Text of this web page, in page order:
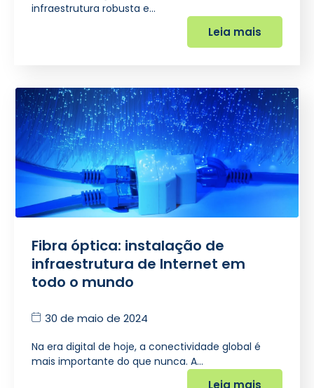
infraestrutura robusta e…
Leia mais
Fibra óptica: instalação de
infraestrutura de Internet em
todo o mundo
30 de maio de 2024
Na era digital de hoje, a conectividade global é
mais importante do que nunca. A…
Leia mais